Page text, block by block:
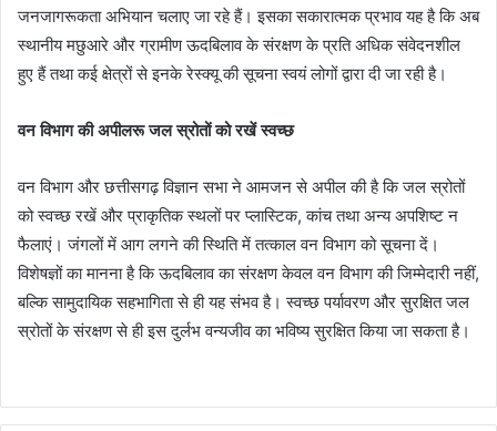
जनजागरूकता अभियान चलाए जा रहे हैं। इसका सकारात्मक प्रभाव यह है कि अब
स्थानीय मछुआरे और ग्रामीण ऊदबिलाव के संरक्षण के प्रति अधिक संवेदनशील
हुए हैं तथा कई क्षेत्रों से इनके रेस्क्यू की सूचना स्वयं लोगों द्वारा दी जा रही है।
वन विभाग की अपीलरू जल स्रोतों को रखें स्वच्छ
वन विभाग और छत्तीसगढ़ विज्ञान सभा ने आमजन से अपील की है कि जल स्रोतों
को स्वच्छ रखें और प्राकृतिक स्थलों पर प्लास्टिक, कांच तथा अन्य अपशिष्ट न
फैलाएं। जंगलों में आग लगने की स्थिति में तत्काल वन विभाग को सूचना दें।
विशेषज्ञों का मानना है कि ऊदबिलाव का संरक्षण केवल वन विभाग की जिम्मेदारी नहीं,
बल्कि सामुदायिक सहभागिता से ही यह संभव है। स्वच्छ पर्यावरण और सुरक्षित जल
स्रोतों के संरक्षण से ही इस दुर्लभ वन्यजीव का भविष्य सुरक्षित किया जा सकता है।